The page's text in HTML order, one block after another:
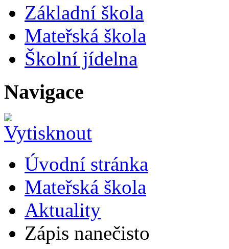
Základní škola
Mateřská škola
Školní jídelna
Navigace
Úvodní stránka
Mateřská škola
Aktuality
Zápis nanečisto